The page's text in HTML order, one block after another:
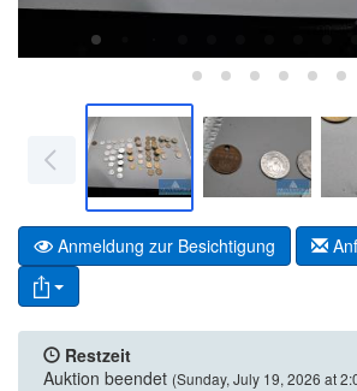
Anmeldung zur Besichtigung
Restzeit
Auktion beendet (Sunday, July 19, 2026 at